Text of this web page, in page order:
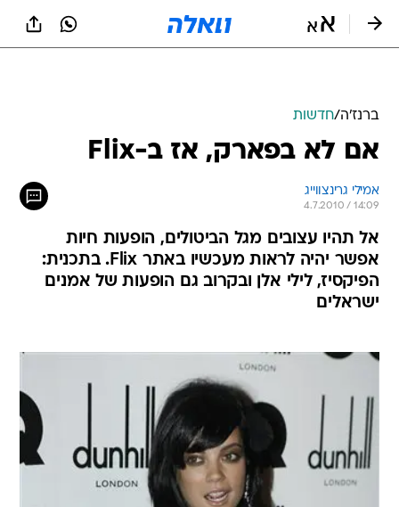
ברנז'ה/חדשות
אם לא בפארק, אז ב-Flix
אמילי גרינצווייג
4.7.2010 / 14:09
אל תהיו עצובים מגל הביטולים, הופעות חיות
אפשר יהיה לראות מעכשיו באתר Flix. בתכנית:
הפיקסיז, לילי אלן ובקרוב גם הופעות של אמנים
ישראלים